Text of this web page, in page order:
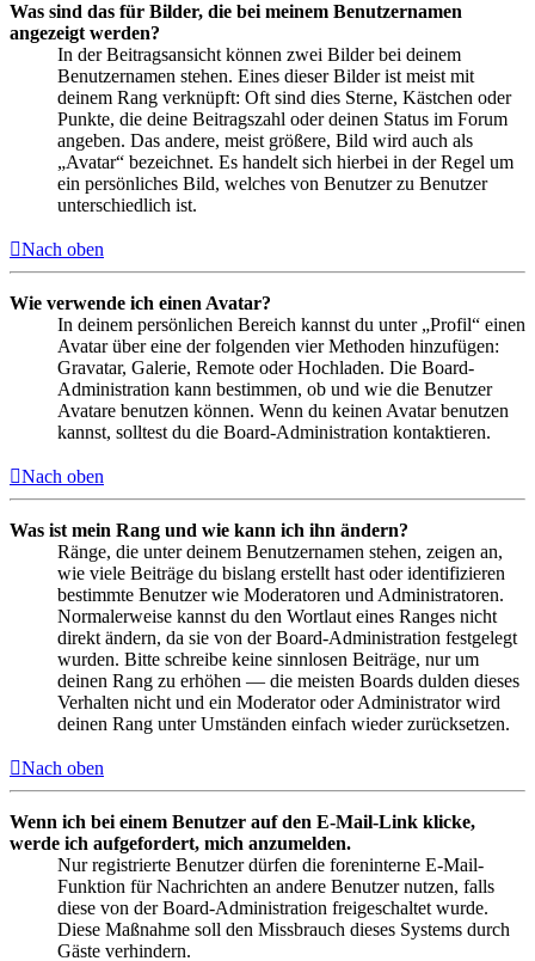
Was sind das für Bilder, die bei meinem Benutzernamen
angezeigt werden?
In der Beitragsansicht können zwei Bilder bei deinem
Benutzernamen stehen. Eines dieser Bilder ist meist mit
deinem Rang verknüpft: Oft sind dies Sterne, Kästchen oder
Punkte, die deine Beitragszahl oder deinen Status im Forum
angeben. Das andere, meist größere, Bild wird auch als
„Avatar“ bezeichnet. Es handelt sich hierbei in der Regel um
ein persönliches Bild, welches von Benutzer zu Benutzer
unterschiedlich ist.
Nach oben
Wie verwende ich einen Avatar?
In deinem persönlichen Bereich kannst du unter „Profil“ einen
Avatar über eine der folgenden vier Methoden hinzufügen:
Gravatar, Galerie, Remote oder Hochladen. Die Board-
Administration kann bestimmen, ob und wie die Benutzer
Avatare benutzen können. Wenn du keinen Avatar benutzen
kannst, solltest du die Board-Administration kontaktieren.
Nach oben
Was ist mein Rang und wie kann ich ihn ändern?
Ränge, die unter deinem Benutzernamen stehen, zeigen an,
wie viele Beiträge du bislang erstellt hast oder identifizieren
bestimmte Benutzer wie Moderatoren und Administratoren.
Normalerweise kannst du den Wortlaut eines Ranges nicht
direkt ändern, da sie von der Board-Administration festgelegt
wurden. Bitte schreibe keine sinnlosen Beiträge, nur um
deinen Rang zu erhöhen — die meisten Boards dulden dieses
Verhalten nicht und ein Moderator oder Administrator wird
deinen Rang unter Umständen einfach wieder zurücksetzen.
Nach oben
Wenn ich bei einem Benutzer auf den E-Mail-Link klicke,
werde ich aufgefordert, mich anzumelden.
Nur registrierte Benutzer dürfen die foreninterne E-Mail-
Funktion für Nachrichten an andere Benutzer nutzen, falls
diese von der Board-Administration freigeschaltet wurde.
Diese Maßnahme soll den Missbrauch dieses Systems durch
Gäste verhindern.